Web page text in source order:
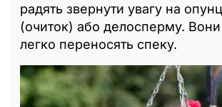
радять звернути увагу на
(очиток) або делосперму.
легко переносять спеку.